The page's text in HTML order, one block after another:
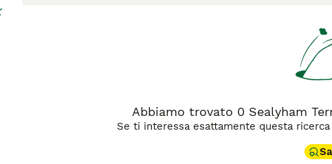
Nonostante la sua natura indipendente, adora passare il tempo
richiedendo esercizio moderato. È ideale per chi cerca un cane
Per scoprire se il Sealyham Terrier è il cane giusto per te, leggi
Abbiamo trovato 0 Sealyham
Se ti interessa esattamente questa